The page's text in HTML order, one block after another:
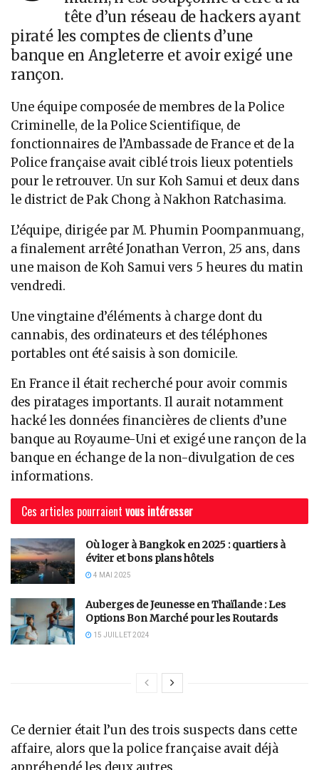
tête d’un réseau de hackers ayant
piraté les comptes de clients d’une
banque en Angleterre et avoir exigé une
rançon.
Une équipe composée de membres de la Police
Criminelle, de la Police Scientifique, de
fonctionnaires de l’Ambassade de France et de la
Police française avait ciblé trois lieux potentiels
pour le retrouver. Un sur Koh Samui et deux dans
le district de Pak Chong à Nakhon Ratchasima.
L’équipe, dirigée par M. Phumin Poompanmuang,
a finalement arrêté Jonathan Verron, 25 ans, dans
une maison de Koh Samui vers 5 heures du matin
vendredi.
Une vingtaine d’éléments à charge dont du
cannabis, des ordinateurs et des téléphones
portables ont été saisis à son domicile.
En France il était recherché pour avoir commis
des piratages importants. Il aurait notamment
hacké les données financières de clients d’une
banque au Royaume-Uni et exigé une rançon de la
banque en échange de la non-divulgation de ces
informations.
Ces articles pourraient vous intéresser
Où loger à Bangkok en 2025 : quartiers à
éviter et bons plans hôtels
4 MAI 2025
Auberges de Jeunesse en Thaïlande : Les
Options Bon Marché pour les Routards
15 JUILLET 2024
Ce dernier était l’un des trois suspects dans cette
affaire, alors que la police française avait déjà